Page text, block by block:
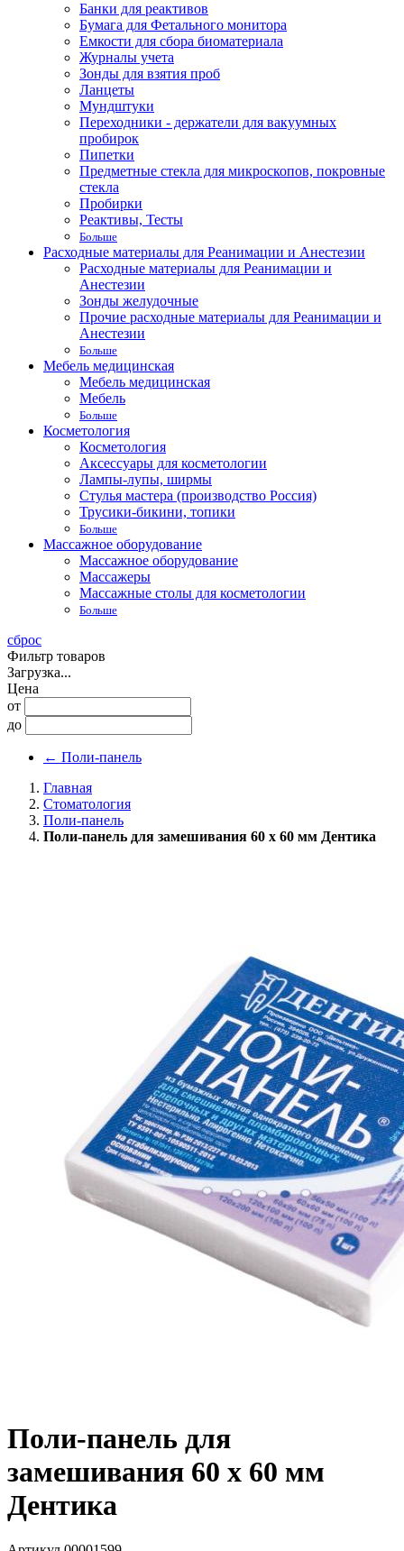
Банки для реактивов
Бумага для Фетального монитора
Емкости для сбора биоматериала
Журналы учета
Зонды для взятия проб
Ланцеты
Мундштуки
Переходники - держатели для вакуумных
пробирок
Пипетки
Предметные стекла для микроскопов, покровные
стекла
Пробирки
Реактивы, Тесты
Больше
Расходные материалы для Реанимации и Анестезии
Расходные материалы для Реанимации и
Анестезии
Зонды желудочные
Прочие расходные материалы для Реанимации и
Анестезии
Больше
Мебель медицинская
Мебель медицинская
Мебель
Больше
Косметология
Косметология
Аксессуары для косметологии
Лампы-лупы, ширмы
Стулья мастера (производство Россия)
Трусики-бикини, топики
Больше
Массажное оборудование
Массажное оборудование
Массажеры
Массажные столы для косметологии
Больше
сброс
Фильтр товаров
Загрузка...
Цена
от
до
← Поли-панель
Главная
Стоматология
Поли-панель
Поли-панель для замешивания 60 х 60 мм Дентика
Поли-панель для
замешивания 60 х 60 мм
Дентика